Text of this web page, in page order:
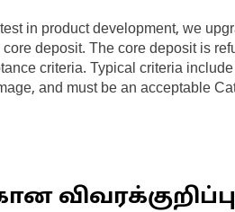
in product development, we
deposit. The core deposit is
criteria. Typical criteria
and must be an acceptable